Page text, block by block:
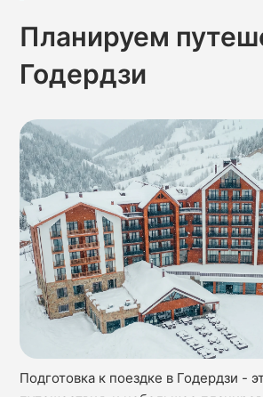
Планируем
Годердзи
Подготовка к поездке в Годердзи -